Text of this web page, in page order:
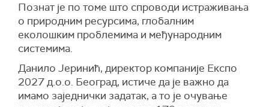
Познат је по томе што спроводи истраживања
о природним ресурсима, глобалним
еколошким проблемима и међународним
системима.
Данило Јеринић, директор компаније Експо
2027 д.о.о. Београд, истиче да је важно да
имамо заједнички задатак, а то је очување